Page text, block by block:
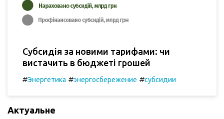
Субсидія за новими тарифами: чи
вистачить в бюджеті грошей
#Энергетика #энергосбережение #субсидии
Актуальне